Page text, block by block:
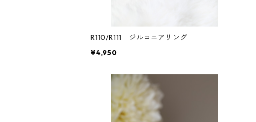
R110/R111 ジルコニアリング
¥4,950